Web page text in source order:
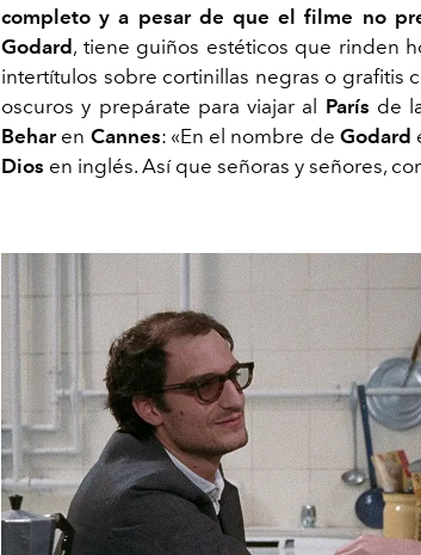
completo y a pesar de que el filme no
Godard, tiene guiños estéticos que rinden
intertítulos sobre cortinillas negras o grafitis
oscuros y prepárate para viajar al París de
Behar en Cannes: «En el nombre deGodard
Dios en inglés. Así que señoras y señores,